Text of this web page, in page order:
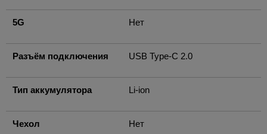
5G Нет
Разъём подключения USB Type-C 2.0
Тип аккумулятора Li-ion
Чехол Нет